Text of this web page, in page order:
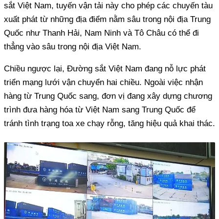
sắt Việt Nam, tuyến vận tải này cho phép các chuyến tàu
xuất phát từ những địa điểm nằm sâu trong nội địa Trung
Quốc như Thanh Hải, Nam Ninh và Tô Châu có thể đi
thẳng vào sâu trong nội địa Việt Nam.
Chiều ngược lại, Đường sắt Việt Nam đang nỗ lực phát
triển mạng lưới vận chuyển hai chiều. Ngoài việc nhận
hàng từ Trung Quốc sang, đơn vị đang xây dựng chương
trình đưa hàng hóa từ Việt Nam sang Trung Quốc để
tránh tình trạng toa xe chạy rỗng, tăng hiệu quả khai thác.